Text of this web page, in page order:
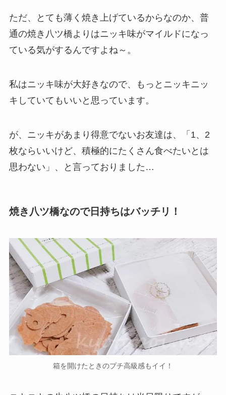
ただ、とても薄く焼き上げているからなのか、普
通の焼き八ツ橋よりはニッキ味がマイルドになっ
ている気がするんですよね～。
私はニッキ味が大好きなので、もっとニッキニッ
キしていてもいいと思っています。
が、ニッキがあまり得意でないお友達は、「1、2
枚ならいいけど、積極的にたくさん食べたいとは
思わない」、と言っておりました…
焼き八ツ橋なので日持ちはバッチリ！
箱を開けたときのプチ高級感もイイ！